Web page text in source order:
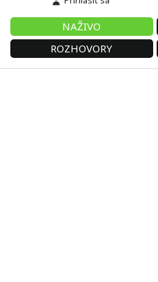
NAŽIVO
ROZHOVORY